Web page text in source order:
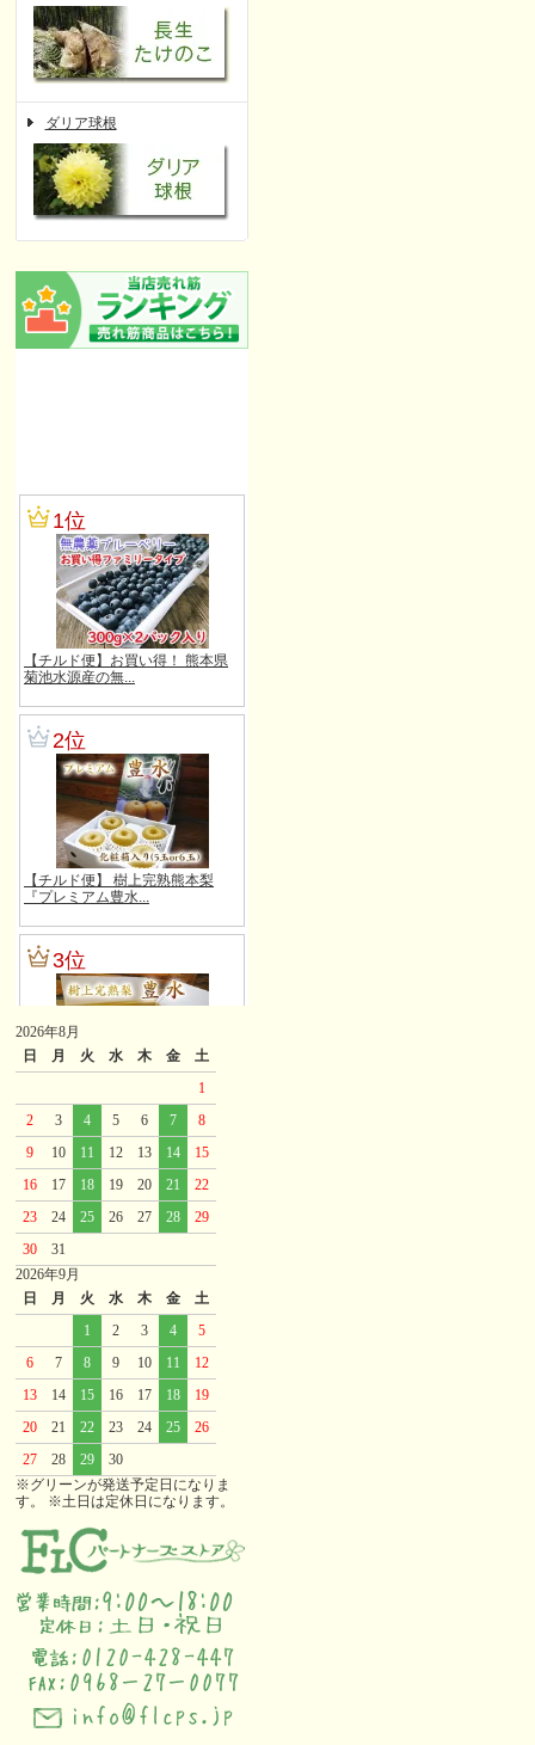
ダリア球根
2026年8月
日
月 火 水 木 金
土
1
2
3 4 5 6 7
8
9
10 11 12 13 14
15
16
17 18 19 20 21
22
23
24 25 26 27 28
29
30
31
2026年9月
日
月 火 水 木 金
土
1
2 3 4
5
6
7 8 9 10 11
12
13
14 15 16 17 18
19
20
21 22 23 24 25
26
27
28 29
30
※グリーンが発送予定日になりま
す。 ※土日は定休日になります。